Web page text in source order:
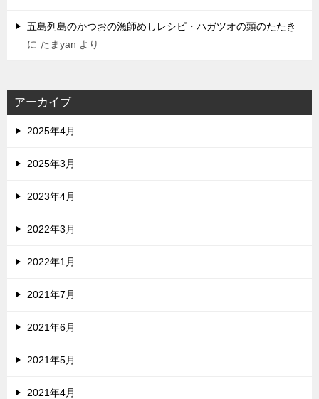
五島列島のかつおの漁師めしレシピ・ハガツオの頭のたたき
に たまyan より
アーカイブ
2025年4月
2025年3月
2023年4月
2022年3月
2022年1月
2021年7月
2021年6月
2021年5月
2021年4月